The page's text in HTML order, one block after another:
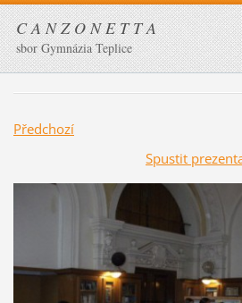
C A N Z O N E T T A
sbor Gymnázia Teplice
Předchozí
Spustit